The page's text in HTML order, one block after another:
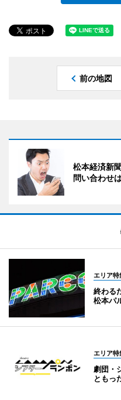
前の地図
松本経済新
問い合わせ
エリア特
終わる
松本パ
エリア特
劇団・
ともっ